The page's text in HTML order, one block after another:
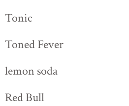
Tonic
Toned Fever
lemon soda
Red Bull